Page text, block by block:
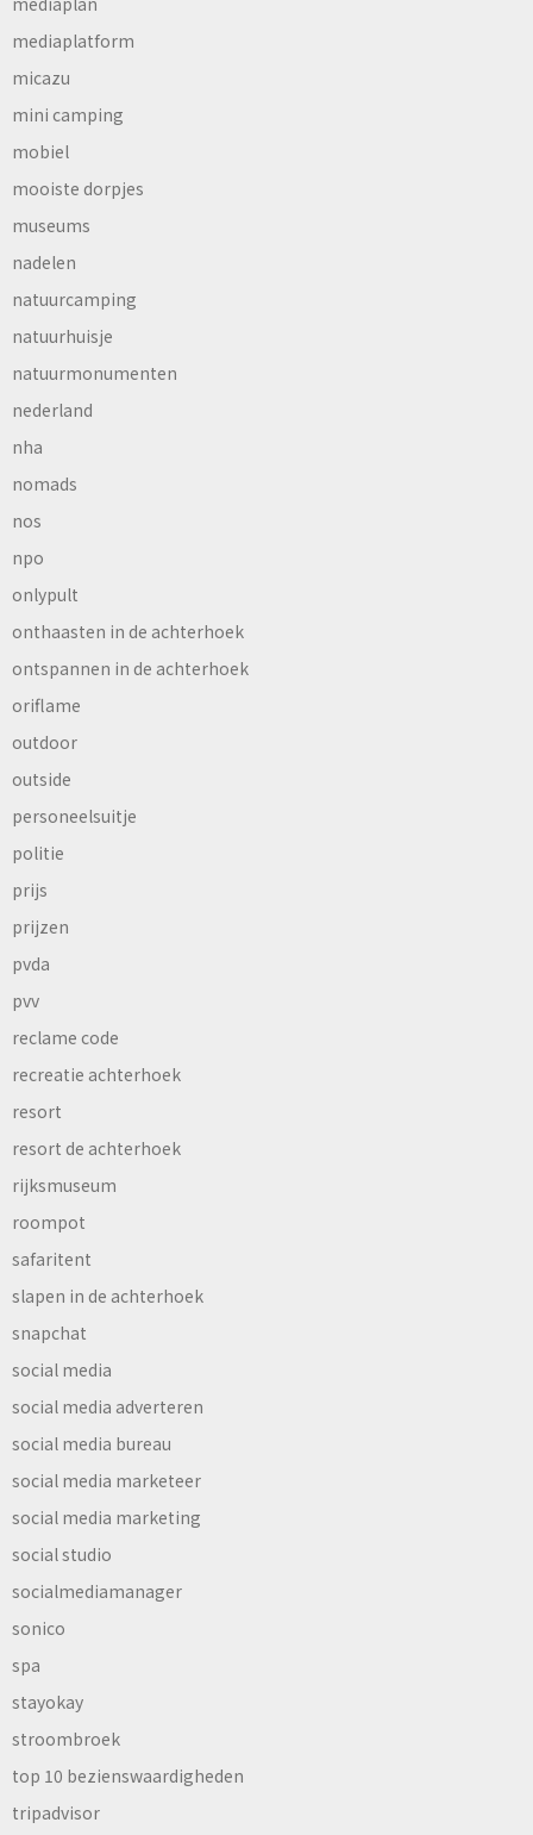
mediaplatform
micazu
mini camping
mobiel
mooiste dorpjes
museums
nadelen
natuurcamping
natuurhuisje
natuurmonumenten
nederland
nha
nomads
nos
npo
onlypult
onthaasten in de achterhoek
ontspannen in de achterhoek
oriflame
outdoor
outside
personeelsuitje
politie
prijs
prijzen
pvda
pvv
reclame code
recreatie achterhoek
resort
resort de achterhoek
rijksmuseum
roompot
safaritent
slapen in de achterhoek
snapchat
social media
social media adverteren
social media bureau
social media marketeer
social media marketing
social studio
socialmediamanager
sonico
spa
stayokay
stroombroek
top 10 bezienswaardigheden
tripadvisor